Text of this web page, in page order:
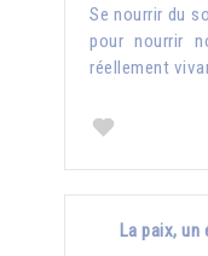
Se nourrir du
pour nourrir
réellement
La paix,